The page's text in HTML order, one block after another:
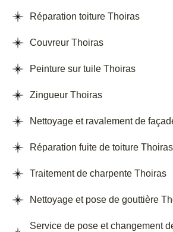
Réparation toiture Thoiras
Couvreur Thoiras
Peinture sur tuile Thoiras
Zingueur Thoiras
Nettoyage et ravalement de
Réparation fuite de toiture Thoiras
Traitement de charpente Thoiras
Nettoyage et pose de gouttière
Service de pose et changement